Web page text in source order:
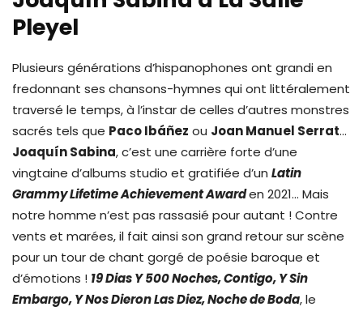
Pleyel
Plusieurs générations d’hispanophones ont grandi en
fredonnant ses chansons-hymnes qui ont littéralement
traversé le temps, à l’instar de celles d’autres monstres
sacrés tels que Paco Ibáñez ou Joan Manuel Serrat…
Joaquín Sabina, c’est une carrière forte d’une
vingtaine d’albums studio et gratifiée d’un Latin
Grammy Lifetime Achievement Awarden 2021… Mais
notre homme n’est pas rassasié pour autant ! Contre
vents et marées, il fait ainsi son grand retour sur scène
pour un tour de chant gorgé de poésie baroque et
d’émotions ! 19 Dias Y 500 Noches, Contigo, Y Sin
Embargo, Y Nos Dieron Las Diez, Noche de Boda, le